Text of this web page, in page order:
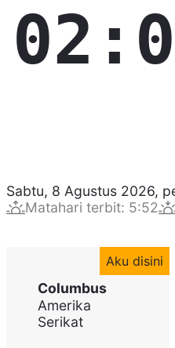
Sabtu, 8 Agustus 2026,
Matahari terbit: 5:52
Aku disini
Columbus
Amerika
Serikat